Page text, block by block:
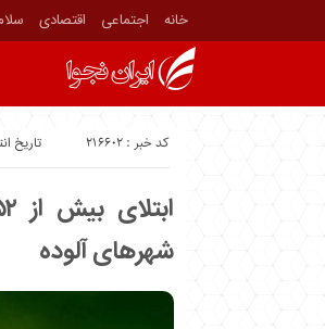
خانه اجتماعی اقتصادی
تاریخ انتشار : کد خبر : 216602
شهرهای آلوده